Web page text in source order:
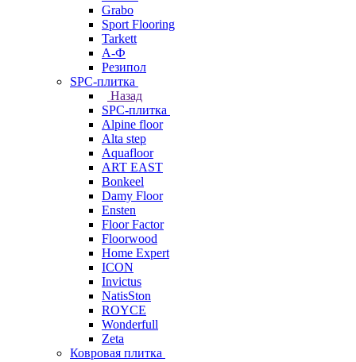
Grabo
Sport Flooring
Tarkett
А-Ф
Резипол
SPC-плитка
Назад
SPC-плитка
Alpine floor
Alta step
Aquafloor
ART EAST
Bonkeel
Damy Floor
Ensten
Floor Factor
Floorwood
Home Expert
ICON
Invictus
NatisSton
ROYCE
Wonderfull
Zeta
Ковровая плитка